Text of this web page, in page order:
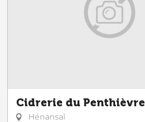
Cidrerie du Penthièvre
Hénansal